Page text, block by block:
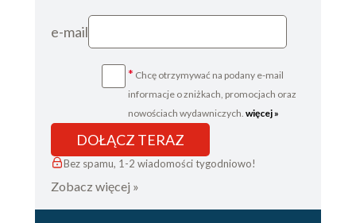
Testowanie aplikacji (130)
OAuth2 - łącza awaryjne jako dodatkowe
zabezpieczenie (131)
OAuth3 (132)
SSO (single sign-on) (132)
Rozdział 7. Rozwijanie działającej aplikacji (135)
e-mail
* Chcę otrzymywać na podany e-mail
informacje o zniżkach, promocjach oraz
nowościach wydawniczych. więcej »
DOŁĄCZ TERAZ
Bez spamu, 1-2 wiadomości tygodniowo!
Zobacz więcej »